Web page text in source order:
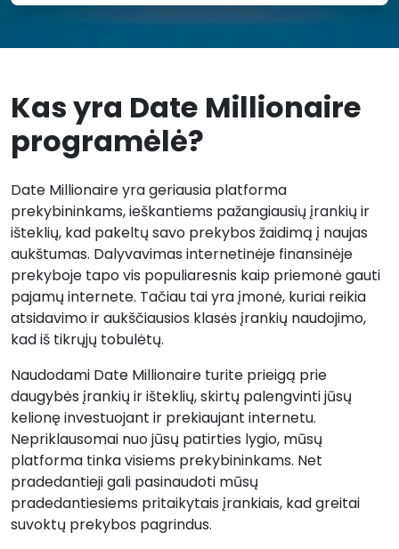
Kas yra Date Millionaire
programėlė?
Date Millionaire yra geriausia platforma
prekybininkams, ieškantiems pažangiausių įrankių ir
išteklių, kad pakeltų savo prekybos žaidimą į naujas
aukštumas. Dalyvavimas internetinėje finansinėje
prekyboje tapo vis populiaresnis kaip priemonė gauti
pajamų internete. Tačiau tai yra įmonė, kuriai reikia
atsidavimo ir aukščiausios klasės įrankių naudojimo,
kad iš tikrųjų tobulėtų.
Naudodami Date Millionaire turite prieigą prie
daugybės įrankių ir išteklių, skirtų palengvinti jūsų
kelionę investuojant ir prekiaujant internetu.
Nepriklausomai nuo jūsų patirties lygio, mūsų
platforma tinka visiems prekybininkams. Net
pradedantieji gali pasinaudoti mūsų
pradedantiesiems pritaikytais įrankiais, kad greitai
suvoktų prekybos pagrindus.